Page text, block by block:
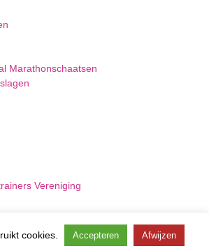
Marathonschaatsen
Vereniging
Kunstijsbaan Vereniging- Schaatsen en
cookies. Accepteren Afwijzen